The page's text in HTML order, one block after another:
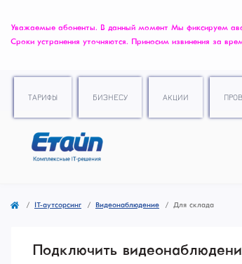
Уважаемые абоненты. В данный момент Мы фиксируем
Сроки устранения уточняются. Приносим извинения за
ТАРИФЫ БИЗНЕСУ АКЦИИ
IT-аутсорсинг Видеонаблюдение Для склада
Подключить